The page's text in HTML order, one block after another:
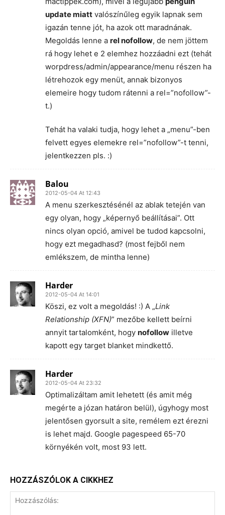
update miatt valószínűleg egyik lapnak sem
igazán tenne jót, ha azok ott maradnának.
Megoldás lenne a rel nofollow, de nem jöttem
rá hogy lehet e 2 elemhez hozzáadni ezt (tehát
worpdress/admin/appearance/menu részen ha
létrehozok egy menüt, annak bizonyos
elemeire hogy tudom rátenni a rel=”nofollow”-
t.)
Tehát ha valaki tudja, hogy lehet a „menu”-ben
felvett egyes elemekre rel=”nofollow”-t tenni,
jelentkezzen pls. :)
Balou
2012-05-04 At 12:43
A menu szerkesztésénél az ablak tetején van
egy olyan, hogy „képernyő beállításai”. Ott
nincs olyan opció, amivel be tudod kapcsolni,
hogy ezt megadhasd? (most fejből nem
emlékszem, de mintha lenne)
Harder
2012-05-04 At 14:01
Köszi, ez volt a megoldás! :) A „Link
Relationship (XFN)” mezőbe kellett beírni
annyit tartalomként, hogy nofollow illetve
kapott egy target blanket mindkettő.
Harder
2012-05-04 At 23:32
Optimalizáltam amit lehetett (és amit még
megérte a józan határon belül), úgyhogy most
jelentősen gyorsult a site, remélem ezt érezni
is lehet majd. Google pagespeed 65-70
környékén volt, most 93 lett.
HOZZÁSZÓLOK A CIKKHEZ